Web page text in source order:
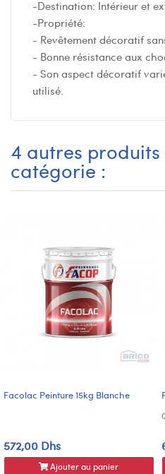
-Destination: Intérieur et
-Propriété:
- Revêtement décoratif
- Bonne résistance aux
- Son aspect décoratif
utilisé.
4 autres
catégorie :
Facolac Peinture 15kg Blanche
572,00 Dhs
Ajouter au panier